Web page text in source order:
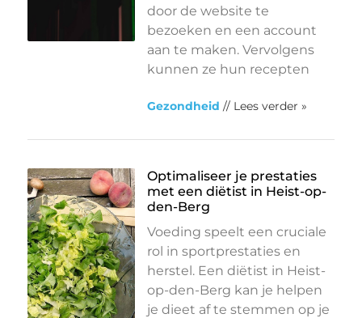
door de website te
bezoeken en een account
aan te maken. Vervolgens
kunnen ze hun recepten
Gezondheid // Lees verder »
Optimaliseer je prestaties
met een diëtist in Heist-op-
den-Berg
Voeding speelt een cruciale
rol in sportprestaties en
herstel. Een diëtist in Heist-
op-den-Berg kan je helpen
je dieet af te stemmen op je